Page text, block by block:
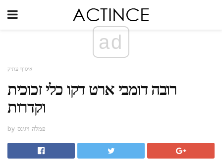
ad
איסוף עתיק
רובה דומבי ארט דקו כלי זכוכית
וקדרות
by פמלה ויגינס